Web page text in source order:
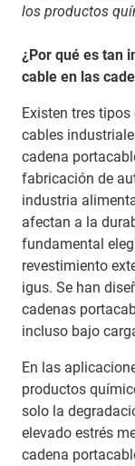
los productos
¿Por qué es tan
cable en las
Existen tres
cables
cadena
fabricación de
industria
afectan a la
fundamental
revestimiento
igus. Se han
cadenas
incluso bajo
En las
productos
solo la
elevado estrés
cadena